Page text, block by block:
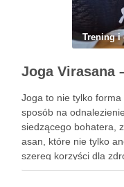
Trening i
Joga to nie tylko
sposób na
siedzącego bohatera,
asan, które nie tylko
szereg korzyści dla
praktykowanie tej